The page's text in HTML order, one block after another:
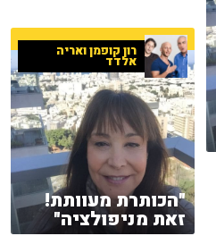
רון קופמן ואריה
אלדד
"הכותרת מעוותת!
זאת מניפולציה"